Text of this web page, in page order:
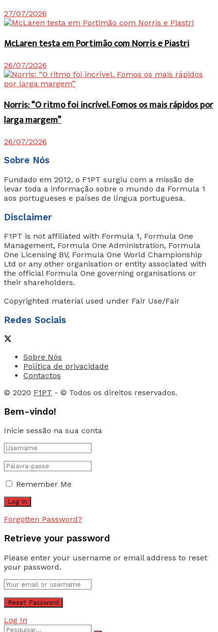
27/07/2026
McLaren testa em Portimão com Norris e Piastri
26/07/2026
Norris: “O ritmo foi incrível. Fomos os mais rápidos por
larga margem”
26/07/2026
Sobre Nós
Fundado em 2012, o F1PT surgiu com a missão de
levar toda a informação sobre o mundo da Formula 1
aos portugueses e países de língua portuguesa.
Disclaimer
F1PT is not affiliated with Formula 1, Formula One
Management, Formula One Administration, Formula
One Licensing BV, Formula One World Championship
Ltd or any other organisation or entity associated with
the official Formula One governing organisations or
their shareholders.
Copyrighted material used under Fair Use/Fair
Redes Sociais
Sobre Nós
Política de privacidade
Contactos
© 2020 F1PT - © Todos os direitos reservados.
Bem-vindo!
Inicie sessão na sua conta
Remember Me
Forgotten Password?
Retrieve your password
Please enter your username or email address to reset
your password.
Log In